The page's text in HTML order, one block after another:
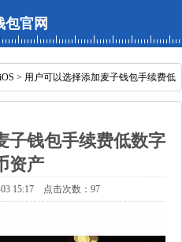
包官网
> 用户可以选择添加麦子钱包手续费低
子钱包手续费低数字
资产
15:17 点击次数：97